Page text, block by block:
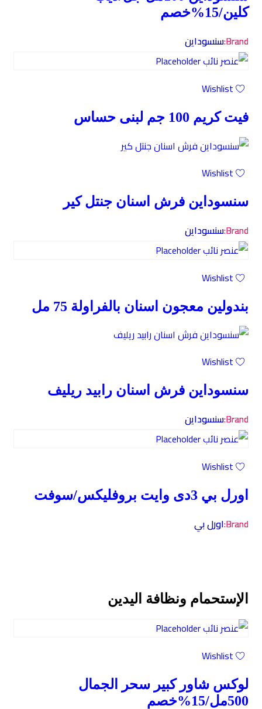
كلين/15%خصم
Brand:سنسوداين
Wishlist
فيت كريم 100 جم لبنى حساس
Wishlist
سنسوداين فرش اسنان جنتل كير
Brand:سنسوداين
Wishlist
بندولين معجون اسنان بالفراولة 75 مل
Wishlist
سنسوداين فرش اسنان رابيد ريليف
Brand:سنسوداين
Wishlist
اورل بي 3دى وايت بروفليكس/سوفت
Brand: اورل بي
الإستحمام ونظافة اليدين
Wishlist
لوكس شاور كبير سحر الجمال
500مل/15%خصم